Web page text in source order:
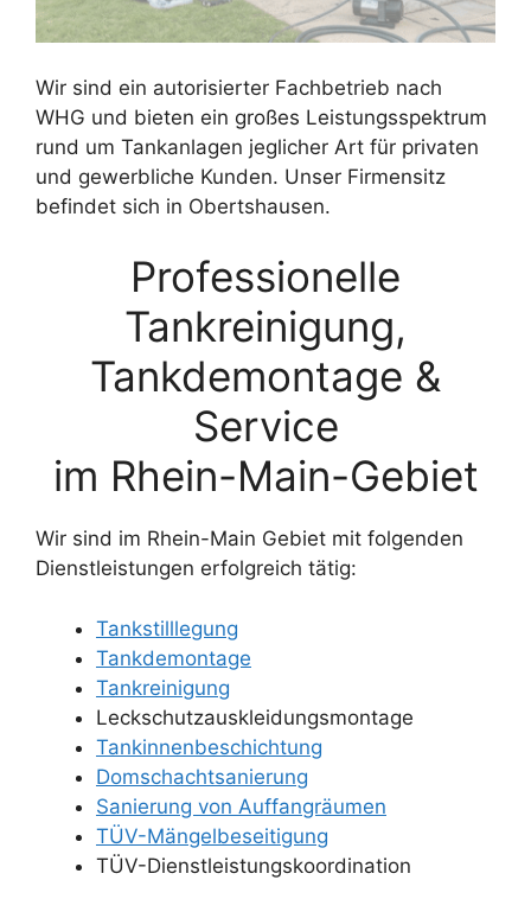
Wir sind ein autorisierter Fachbetrieb nach
WHG und bieten ein großes Leistungsspektrum
rund um Tankanlagen jeglicher Art für privaten
und gewerbliche Kunden. Unser Firmensitz
befindet sich in Obertshausen.
Professionelle
Tankreinigung,
Tankdemontage &
Service
im Rhein-Main-Gebiet
Wir sind im Rhein-Main Gebiet mit folgenden
Dienstleistungen erfolgreich tätig:
Tankstilllegung
Tankdemontage
Tankreinigung
Leckschutzauskleidungsmontage
Tankinnenbeschichtung
Domschachtsanierung
Sanierung von Auffangräumen
TÜV-Mängelbeseitigung
TÜV-Dienstleistungskoordination